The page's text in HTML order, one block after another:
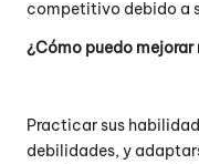
competitivo debido a
¿Cómo puedo
Practicar sus
debilidades, y